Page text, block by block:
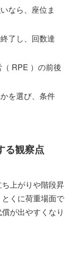
なら、座位ま
了し、回数達
RPE ）の前後
を選び、条件
る観察点
上がりや階段昇
くに荷重場面で
が出やすくなり